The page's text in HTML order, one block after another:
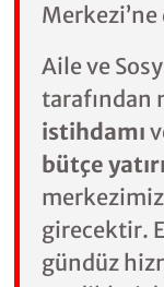
Aile ve
tarafından
istihdamı
bütçe
girecektir.
gündüz